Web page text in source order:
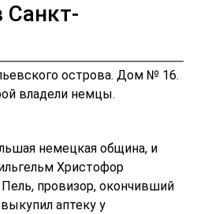
Санкт-
острова. Дом № 16.
владели немцы.
немецкая община, и
Христофор
провизор, окончивший
аптеку у